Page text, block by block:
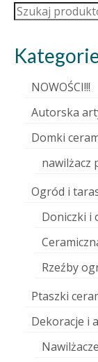
Szukaj:
NOWOŚCI!!!
Autorska
Domki
nawilżacz
Ogród i
Doniczki i
Rzeźby
Ptaszki
Dekoracje i